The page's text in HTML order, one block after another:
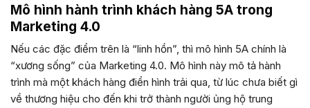
Mô hình hành trình khách hàng 5A trong
Marketing 4.0
Nếu các đặc điểm trên là “linh hồn”, thì mô hình 5A chính là
“xương sống” của Marketing 4.0. Mô hình này mô tả hành
trình mà một khách hàng điển hình trải qua, từ lúc chưa biết gì
về thương hiệu cho đến khi trở thành người ủng hộ trung